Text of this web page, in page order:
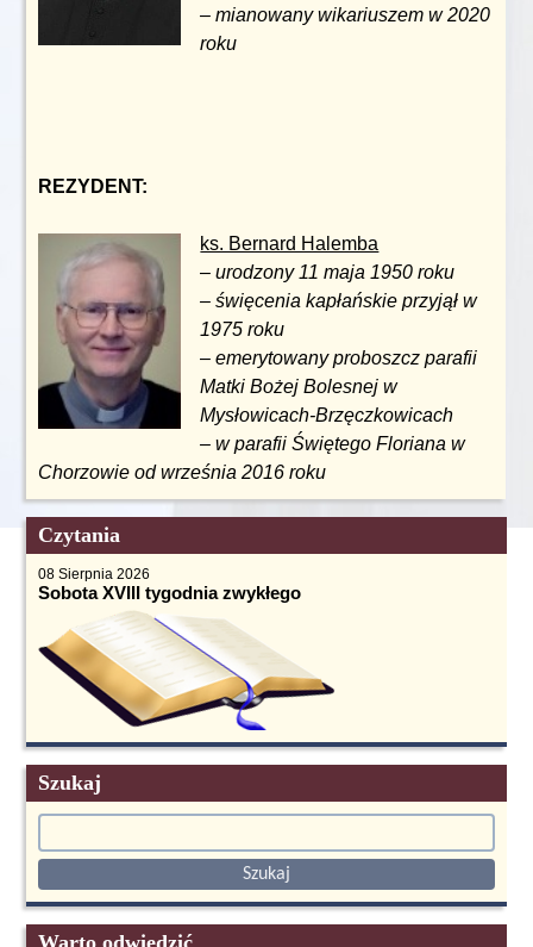
– mianowany wikariuszem w 2020
roku
REZYDENT:
ks. Bernard Halemba
–urodzony 11 maja 1950 roku
– święcenia kapłańskie przyjął w
1975 roku
–emerytowany proboszcz parafii
Matki Bożej Bolesnej w
Mysłowicach-Brzęczkowicach
– w parafii Świętego Floriana w
Chorzowie od września 2016 roku
Czytania
08 Sierpnia 2026
Sobota XVIII tygodnia zwykłego
Szukaj
Warto odwiedzić